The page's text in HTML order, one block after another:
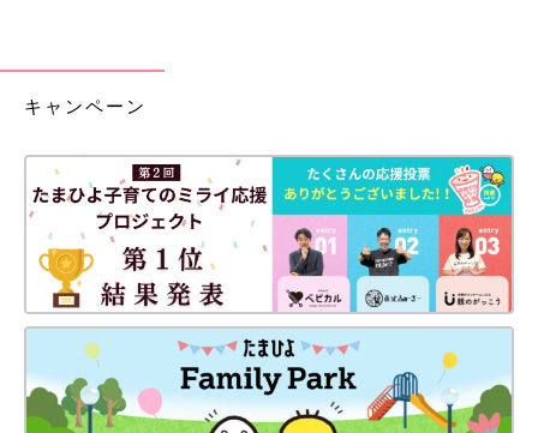
キャンペーン